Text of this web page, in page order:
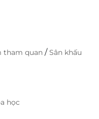
tham quan /Sân khấu
học